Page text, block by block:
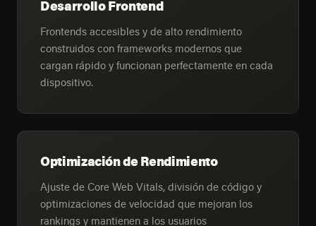
Desarrollo Frontend
Frontends accesibles y de alto rendimiento
construidos con frameworks modernos que
cargan rápido y funcionan perfectamente en cada
dispositivo.
Optimización de Rendimiento
Ajuste de Core Web Vitals, división de código y
optimizaciones de velocidad que mejoran los
rankings y mantienen a los usuarios